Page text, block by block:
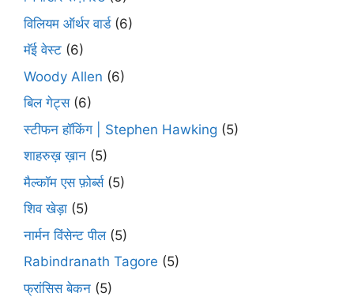
विलियम ऑर्थर वार्ड(6)
मॅई वेस्ट (6)
Woody Allen (6)
बिल गेट्स(6)
स्टीफन हॉकिंग | Stephen Hawking (5)
शाहरुख़ ख़ान (5)
मैल्कॉम एस फ़ोर्ब्स(5)
शिव खेड़ा (5)
नार्मन विंसेन्ट पील(5)
Rabindranath Tagore (5)
फ्रांसिस बेकन (5)